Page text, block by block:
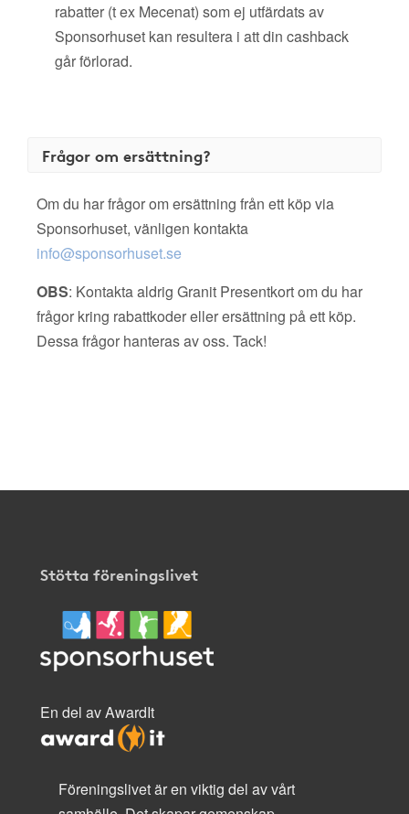
rabatter (t ex Mecenat) som ej utfärdats av
Sponsorhuset kan resultera i att din cashback
går förlorad.
Frågor om ersättning?
Om du har frågor om ersättning från ett köp via
Sponsorhuset, vänligen kontakta
info@sponsorhuset.se
OBS: Kontakta aldrig Granit Presentkort om du har
frågor kring rabattkoder eller ersättning på ett köp.
Dessa frågor hanteras av oss. Tack!
Stötta föreningslivet
En del av AwardIt
Föreningslivet är en viktig del av vårt